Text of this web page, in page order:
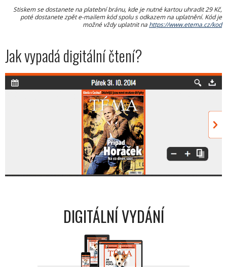
Stiskem se dostanete na platební bránu, kde je nutné kartou uhradit 29 Kč,
poté dostanete zpět e-mailem kód spolu s odkazem na uplatnění. Kód je
možné vždy uplatnit na https://www.etema.cz/kod
Jak vypadá digitální čtení?
DIGITÁLNÍ VYDÁNÍ